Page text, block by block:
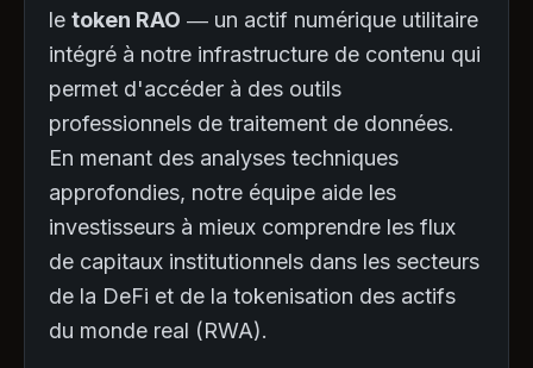
le token RAO — un actif numérique utilitaire
intégré à notre infrastructure de contenu qui
permet d'accéder à des outils
professionnels de traitement de données.
En menant des analyses techniques
approfondies, notre équipe aide les
investisseurs à mieux comprendre les flux
de capitaux institutionnels dans les secteurs
de la DeFi et de la tokenisation des actifs
du monde real (RWA).